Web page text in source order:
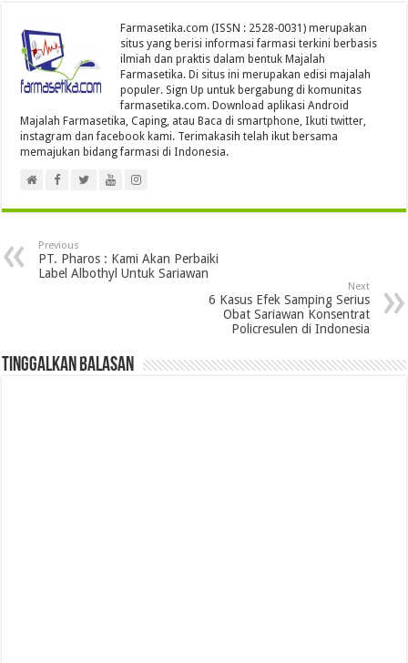
Farmasetika.com (ISSN : 2528-0031) merupakan
situs yang berisi informasi farmasi terkini berbasis
ilmiah dan praktis dalam bentuk Majalah
Farmasetika. Di situs ini merupakan edisi majalah
populer. Sign Up untuk bergabung di komunitas
farmasetika.com. Download aplikasi Android
Majalah Farmasetika, Caping, atau Baca di smartphone, Ikuti twitter,
instagram dan facebook kami. Terimakasih telah ikut bersama
memajukan bidang farmasi di Indonesia.
Previous
PT. Pharos : Kami Akan Perbaiki
Label Albothyl Untuk Sariawan
Next
6 Kasus Efek Samping Serius
Obat Sariawan Konsentrat
Policresulen di Indonesia
Tinggalkan Balasan